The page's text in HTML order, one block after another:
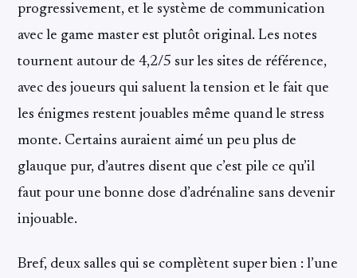
progressivement, et le système de communication
avec le game master est plutôt original. Les notes
tournent autour de 4,2/5 sur les sites de référence,
avec des joueurs qui saluent la tension et le fait que
les énigmes restent jouables même quand le stress
monte. Certains auraient aimé un peu plus de
glauque pur, d’autres disent que c’est pile ce qu’il
faut pour une bonne dose d’adrénaline sans devenir
injouable.
Bref, deux salles qui se complètent super bien : l’une